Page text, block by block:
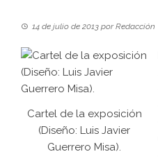
14 de julio de 2013 porRedacción
Cartel de la exposición
(Diseño: Luis Javier
Guerrero Misa).